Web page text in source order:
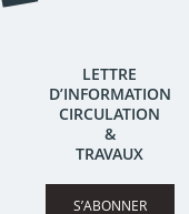
LETTRE
D’INFORMATION
CIRCULATION
&
TRAVAUX
S’ABONNER